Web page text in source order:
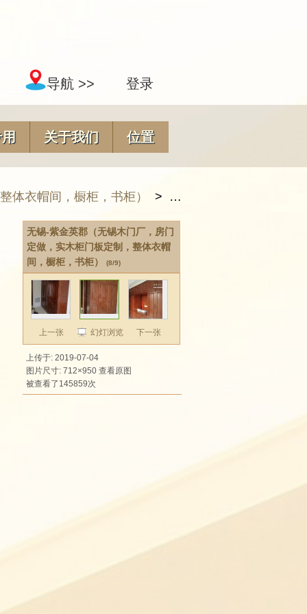
导航 >> 登录
关于我们 位置
体衣帽间，橱柜，书柜） > 无锡-紫金英郡（无锡木
无锡-紫金英郡（无锡木门厂，房门
定做，实木柜门板定制，整体衣帽
间，橱柜，书柜）
(8/9)
上一张 幻灯浏览 下一张
上传于: 2019-07-04
图片尺寸: 712×950 查看原图
被查看了145859次